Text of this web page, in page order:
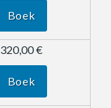
Boek
320,00 €
Boek